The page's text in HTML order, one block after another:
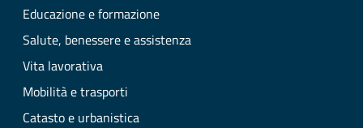
Educazione e formazione
Salute, benessere e assistenza
Vita lavorativa
Mobilità e trasporti
Catasto e urbanistica